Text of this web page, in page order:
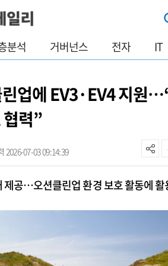
분석 거버넌스 전자 IT
업에 EV3·EV4 지원
협력”
2026-07-03 09:14:39
제공…오션클린업 환경 보호 활동에 활